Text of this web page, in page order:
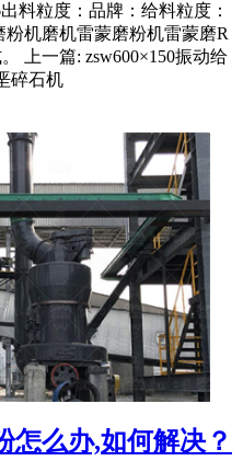
料粒度：品牌：给料粒度：
粉机磨机雷蒙磨粉机雷蒙磨R
上一篇: zsw600×150振动给
碎石机
怎么办,如何解决？